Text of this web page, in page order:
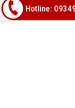
Địa chỉ: 02A
Hotline: